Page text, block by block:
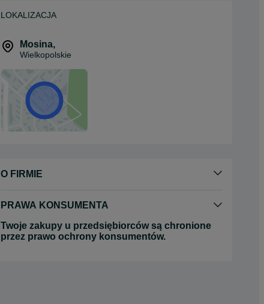
LOKALIZACJA
Mosina,
Wielkopolskie
O FIRMIE
PRAWA KONSUMENTA
Twoje zakupy u przedsiębiorców są chronione
przez prawo ochrony konsumentów.